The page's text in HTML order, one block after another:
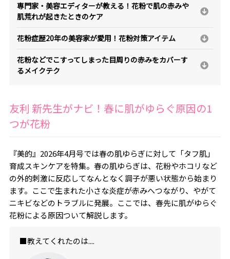
専門家・美容エディターが教える！花粉で肌の赤みや
肌荒れが起きたときのケア
花粉症歴20年の美容家が愛用！花粉対策アイテム
花粉などでこすってしまった目周りの赤みをカバーす
るメイクテク
友利 新先生がナビ！春に肌がゆらぐ原因の1
つが花粉
『美的』2026年4月号では春の肌ゆらぎに対して「タフ肌」
育成スキンケアを特集。春の肌ゆらぎは、花粉やホコリなど
の外的刺激に反応してなんとなく調子が悪い状態から始まり
ます。ここで生まれた小さな炎症が赤みへつながり、やがて
ニキビなどのトラブルに発展。ここでは、春先に肌がゆらぐ
花粉による原因ついて解説します。
■教えてくれたのは....